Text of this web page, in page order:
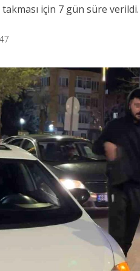
için 7 gün süre verildi.